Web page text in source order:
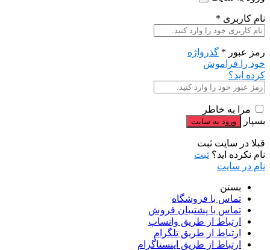
نام کاربری *
رمز عبور * گذرواژه
خود را فراموش
کرده اید؟
مرا به خاطر
بسپار
قبلا در سایت ثبت
نام نکرده اید؟ ثبت
نام در سایت
بستن
تماس با فروشگاه
تماس با پشتیبان فروش
ارتباط از طریق واتساپ
ارتباط از طریق تلگرام
ارتباط از طریق اینستاگرام